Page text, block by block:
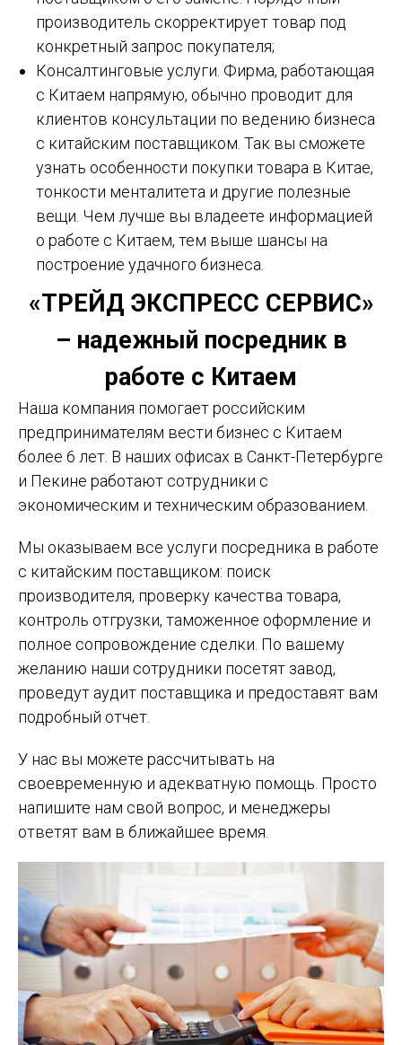
производитель скорректирует товар под
конкретный запрос покупателя;
Консалтинговые услуги. Фирма, работающая
с Китаем напрямую, обычно проводит для
клиентов консультации по ведению бизнеса
с китайским поставщиком. Так вы сможете
узнать особенности покупки товара в Китае,
тонкости менталитета и другие полезные
вещи. Чем лучше вы владеете информацией
о работе с Китаем, тем выше шансы на
построение удачного бизнеса.
«ТРЕЙД ЭКСПРЕСС СЕРВИС»
– надежный посредник в
работе с Китаем
Наша компания помогает российским
предпринимателям вести бизнес с Китаем
более 6 лет. В наших офисах в Санкт-Петербурге
и Пекине работают сотрудники с
экономическим и техническим образованием.
Мы оказываем все услуги посредника в работе
с китайским поставщиком: поиск
производителя, проверку качества товара,
контроль отгрузки, таможенное оформление и
полное сопровождение сделки. По вашему
желанию наши сотрудники посетят завод,
проведут аудит поставщика и предоставят вам
подробный отчет.
У нас вы можете рассчитывать на
своевременную и адекватную помощь. Просто
напишите нам свой вопрос, и менеджеры
ответят вам в ближайшее время.